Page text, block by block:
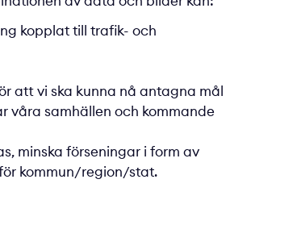
kopplat till trafik- och
att vi ska kunna nå antagna mål
våra samhällen och kommande
minska förseningar i form av
kommun/region/stat.